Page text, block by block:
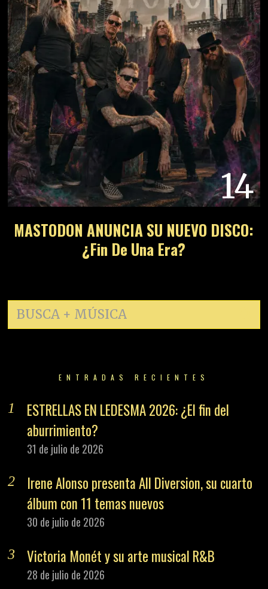
14
MASTODON ANUNCIA SU NUEVO DISCO:
¿Fin De Una Era?
ENTRADAS RECIENTES
ESTRELLAS EN LEDESMA 2026: ¿El fin del
aburrimiento?
31 de julio de 2026
Irene Alonso presenta All Diversion, su cuarto
álbum con 11 temas nuevos
30 de julio de 2026
Victoria Monét y su arte musical R&B
28 de julio de 2026